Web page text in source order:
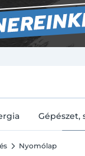
Gépészet,
Nyomólap